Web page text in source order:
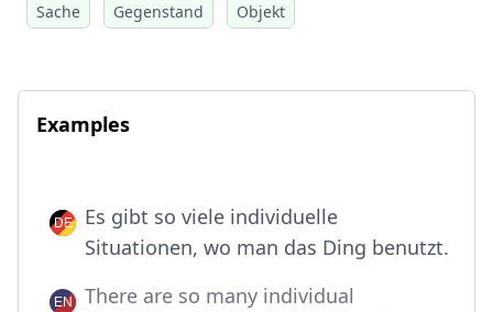
Sache Gegenstand Objekt
Examples
Es gibt so viele individuelle
Situationen, wo man das Ding benutzt.
There are so many individual